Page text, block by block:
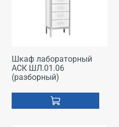
Шкаф лабораторный
АСК ШЛ.01.06
(разборный)